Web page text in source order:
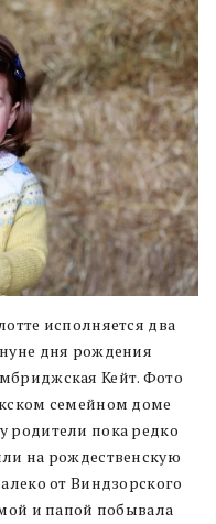
исполняется два
дня рождения
Кейт. Фото
семейном доме
родители пока редко
на рождественскую
от Виндзорского
и папой побывала